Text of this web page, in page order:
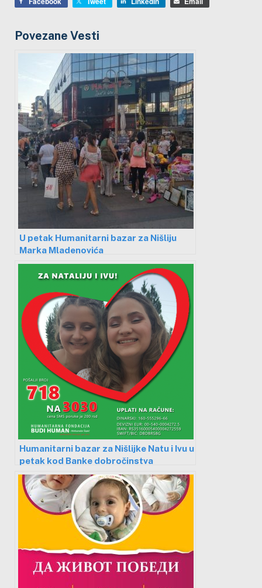
Povezane Vesti
U petak Humanitarni bazar za Nišliju
Marka Mladenovića
Humanitarni bazar za Nišlijke Natu i Ivu u
petak kod Banke dobročinstva